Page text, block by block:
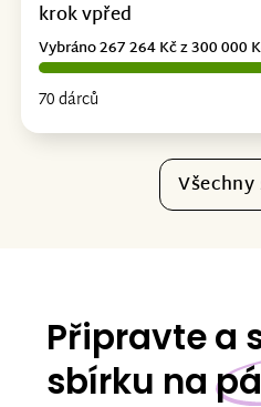
krok vpřed
70 dárců
Vybráno 267 264 Kč z 300 000
Připravte a
sbírku na